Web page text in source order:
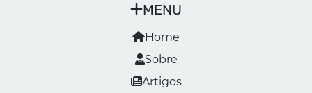
MENU
Home
Sobre
Artigos